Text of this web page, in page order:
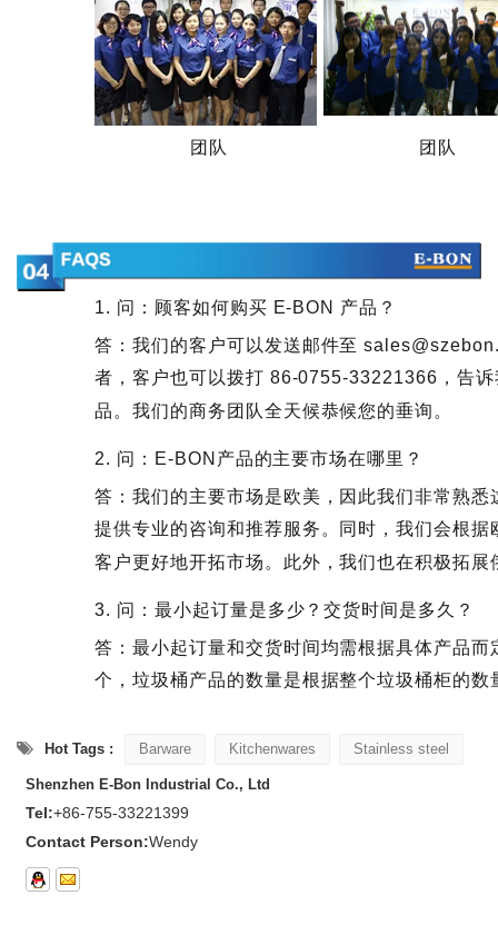
团队 团队
1. 问：顾客如何购买 E-BON 产品？
答：我们的客户可以发送邮件至
者，客户也可以拨打 86-0755-33221366，告
品。我们的商务团队全天候恭候您的垂询。
2. 问：E-BON产品的主要市场在哪里？
答：我们的主要市场是欧美，因此我们非常熟
提供专业的咨询和推荐服务。同时，我们会根
客户更好地开拓市场。此外，我们也在积极拓
3. 问：最小起订量是多少？交货时间是多久？
答：最小起订量和交货时间均需根据具体产品
个，垃圾桶产品的数量是根据整个垃圾桶柜的
Hot Tags : Barware Kitchenwares Stainless steel
Shenzhen E-Bon Industrial Co., Ltd
Tel:+86-755-33221399
Contact Person:Wendy